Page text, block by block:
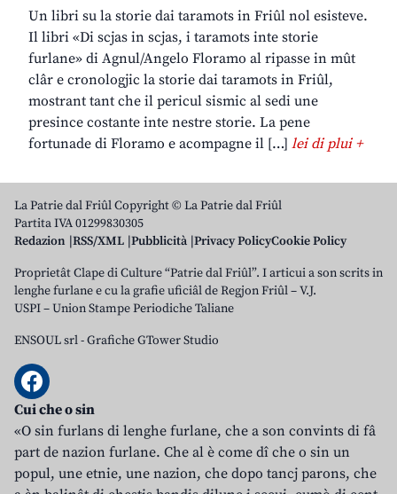
Un libri su la storie dai taramots in Friûl nol esisteve.
Il libri «Di scjas in scjas, i taramots inte storie
furlane» di Agnul/Angelo Floramo al ripasse in mût
clâr e cronologjic la storie dai taramots in Friûl,
mostrant tant che il pericul sismic al sedi une
presince costante inte nestre storie. La pene
fortunade di Floramo e acompagne il […] lei di plui +
La Patrie dal Friûl Copyright © La Patrie dal Friûl
Partita IVA 01299830305
Redazion RSS/XML Pubblicità Privacy PolicyCookie Policy
Proprietât Clape di Culture “Patrie dal Friûl”. I articui a son scrits in
lenghe furlane e cu la grafie uficiâl de Regjon Friûl – V.J.
USPI – Union Stampe Periodiche Taliane
ENSOUL srl-Grafiche GTower Studio
Cui che o sin
«O sin furlans di lenghe furlane, che a son convints di fâ
part de nazion furlane. Che al è come dî che o sin un
popul, une etnie, une nazion, che dopo tancj parons, che